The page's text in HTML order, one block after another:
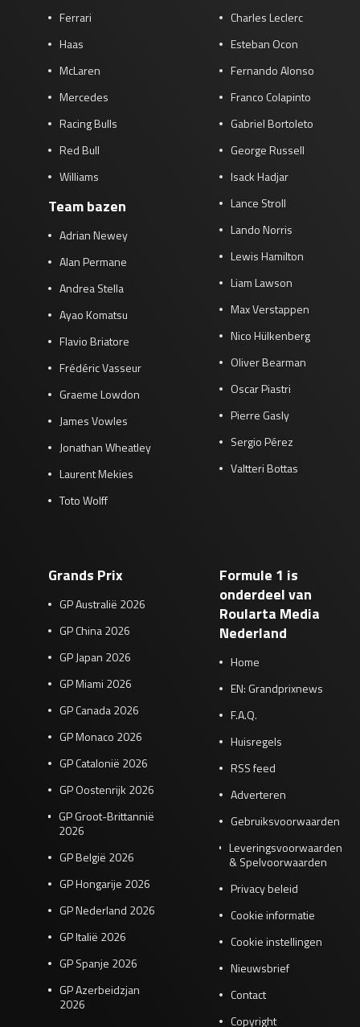
Ferrari
Haas
McLaren
Mercedes
Racing Bulls
Red Bull
Williams
Team bazen
Adrian Newey
Alan Permane
Andrea Stella
Ayao Komatsu
Flavio Briatore
Frédéric Vasseur
Graeme Lowdon
James Vowles
Jonathan Wheatley
Laurent Mekies
Toto Wolff
Charles Leclerc
Esteban Ocon
Fernando Alonso
Franco Colapinto
Gabriel Bortoleto
George Russell
Isack Hadjar
Lance Stroll
Lando Norris
Lewis Hamilton
Liam Lawson
Max Verstappen
Nico Hülkenberg
Oliver Bearman
Oscar Piastri
Pierre Gasly
Sergio Pérez
Valtteri Bottas
Grands Prix
GP Australië 2026
GP China 2026
GP Japan 2026
GP Miami 2026
GP Canada 2026
GP Monaco 2026
GP Catalonië 2026
GP Oostenrijk 2026
GP Groot-Brittannië
2026
GP België 2026
GP Hongarije 2026
GP Nederland 2026
GP Italië 2026
GP Spanje 2026
GP Azerbeidzjan
2026
Formule 1 is
onderdeel van
Roularta Media
Nederland
Home
EN: Grandprixnews
F.A.Q.
Huisregels
RSS feed
Adverteren
Gebruiksvoorwaarden
Leveringsvoorwaarden
& Spelvoorwaarden
Privacy beleid
Cookie informatie
Cookie instellingen
Nieuwsbrief
Contact
Copyright